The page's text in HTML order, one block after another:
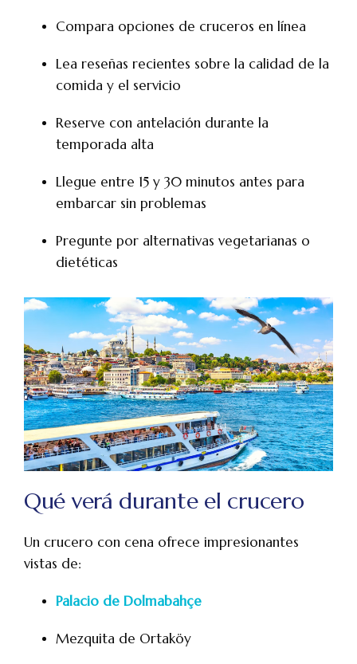
Compara opciones de cruceros en línea
Lea reseñas recientes sobre la calidad de la
comida y el servicio
Reserve con antelación durante la
temporada alta
Llegue entre 15 y 30 minutos antes para
embarcar sin problemas
Pregunte por alternativas vegetarianas o
dietéticas
Qué verá durante el crucero
Un crucero con cena ofrece impresionantes
vistas de:
Palacio de Dolmabahçe
Mezquita de Ortaköy